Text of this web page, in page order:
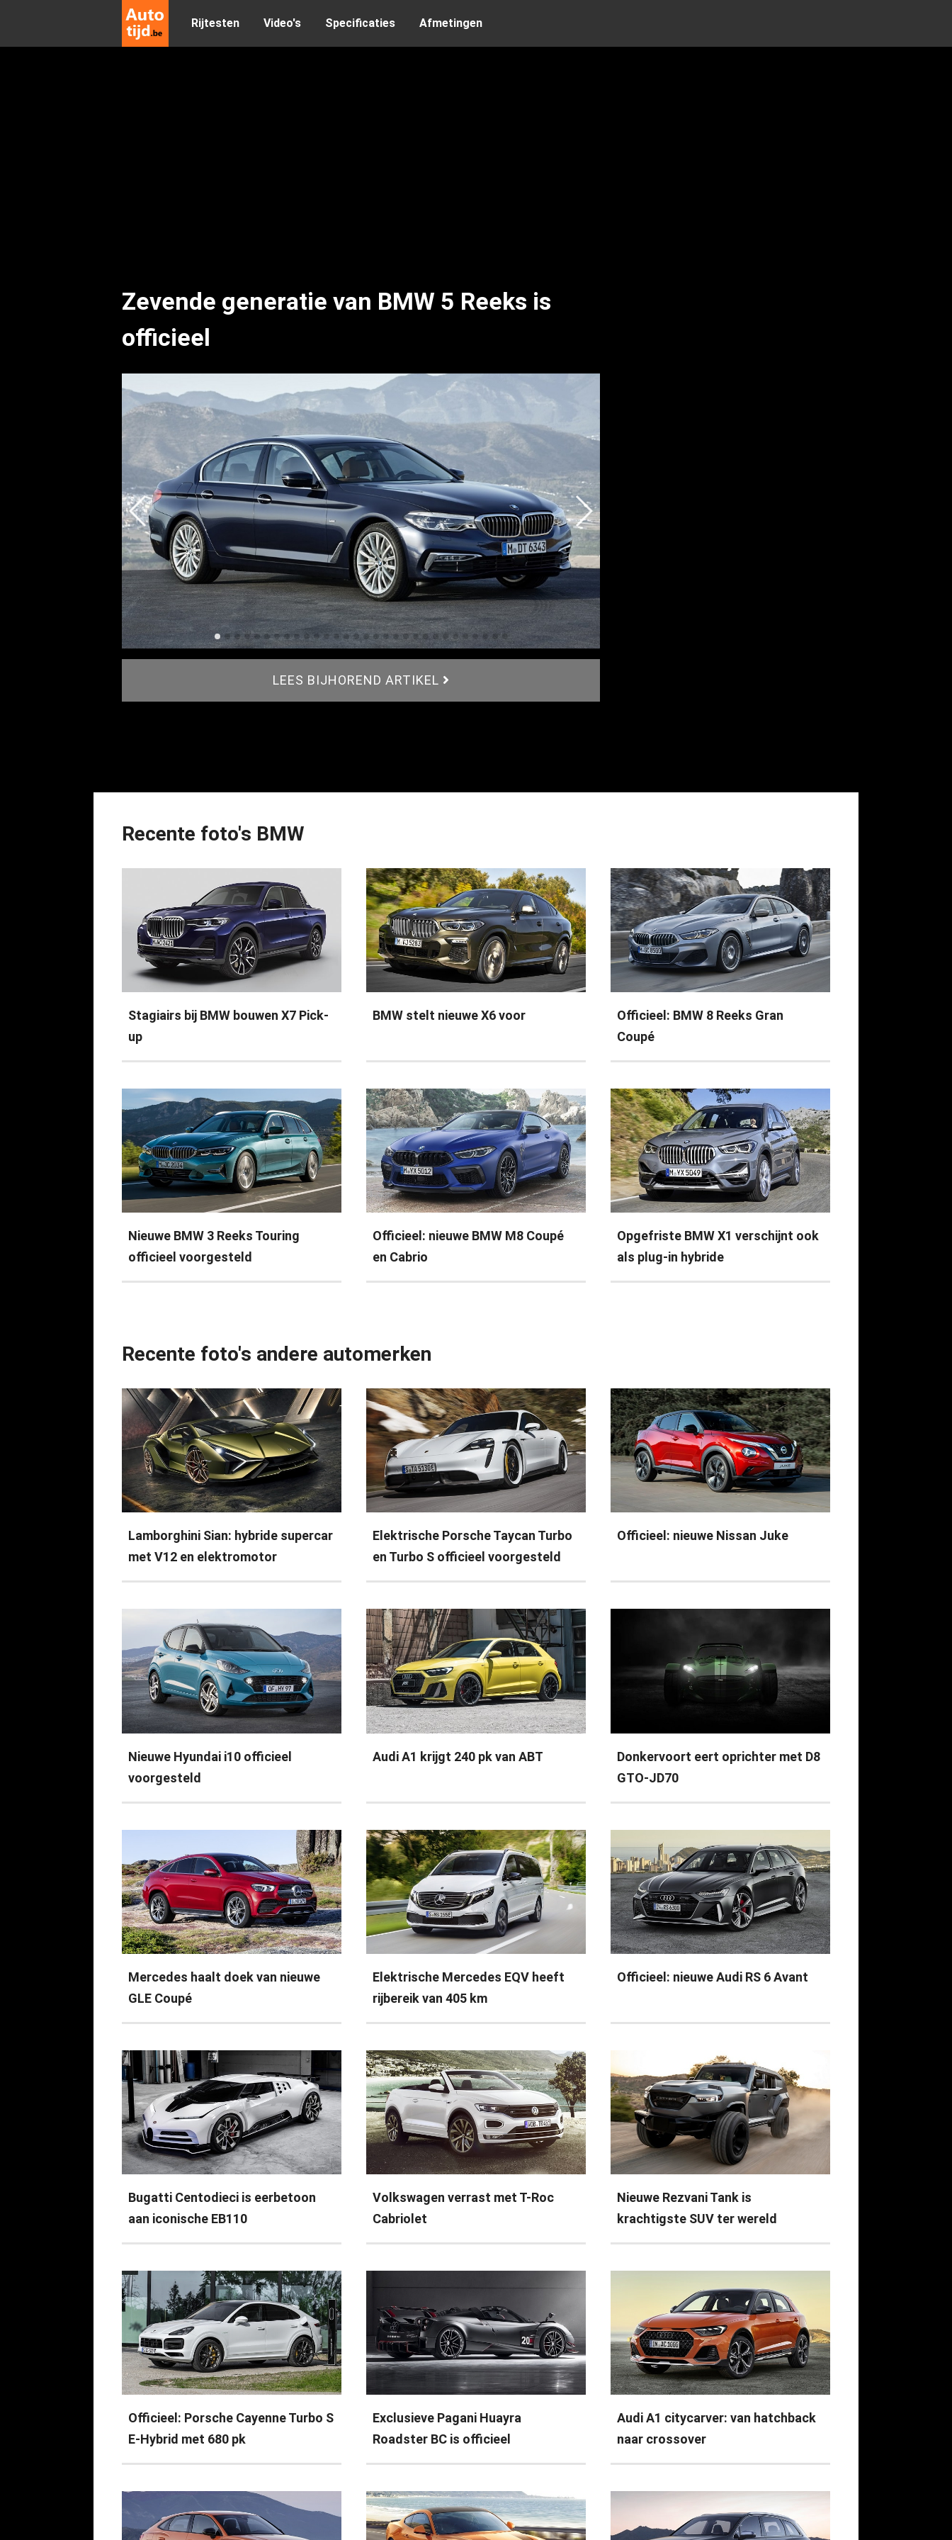
Rijtesten Video's Specificaties Afmetingen
Zevende generatie van BMW 5 Reeks is
officieel
LEES BIJHOREND ARTIKEL
Recente foto's BMW
Stagiairs bij BMW bouwen X7 Pick-
up
BMW stelt nieuwe X6 voor
Officieel: BMW 8 Reeks Gran
Coupé
Nieuwe BMW 3 Reeks Touring
officieel voorgesteld
Officieel: nieuwe BMW M8 Coupé
en Cabrio
Opgefriste BMW X1 verschijnt ook
als plug-in hybride
Recente foto's andere automerken
Lamborghini Sian: hybride supercar
met V12 en elektromotor
Elektrische Porsche Taycan Turbo
en Turbo S officieel voorgesteld
Officieel: nieuwe Nissan Juke
Nieuwe Hyundai i10 officieel
voorgesteld
Audi A1 krijgt 240 pk van ABT
Donkervoort eert oprichter met D8
GTO-JD70
Mercedes haalt doek van nieuwe
GLE Coupé
Elektrische Mercedes EQV heeft
rijbereik van 405 km
Officieel: nieuwe Audi RS 6 Avant
Bugatti Centodieci is eerbetoon
aan iconische EB110
Volkswagen verrast met T-Roc
Cabriolet
Nieuwe Rezvani Tank is
krachtigste SUV ter wereld
Officieel: Porsche Cayenne Turbo S
E-Hybrid met 680 pk
Exclusieve Pagani Huayra
Roadster BC is officieel
Audi A1 citycarver: van hatchback
naar crossover